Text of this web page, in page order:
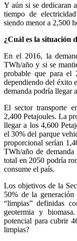
Y aún si se dedicaran
tiempo de
siendo menor a 2,500
¿Cuál es la situación
En el 2016, la
TWh/año y si se
probable que para el
dependiendo del éxito
demanda podría llegar
El sector transporte
2,400 Petajoules. La
llegar a los 4,600
el 30% del parque
proporcional serían
TWh/año de
total en 2050 podría
consume el país.
Los objetivos de la
50% de la
“limpias” definidas
geotermia y
potencial para cubrir
limpias?